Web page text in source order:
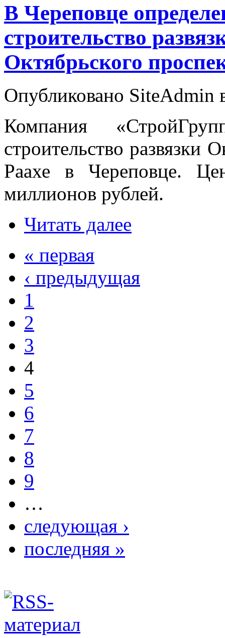
В Череповце
строительство
Октябрьского
Опубликовано
Компания
строительство развязки
Раахе в Череповце.
миллионов рублей.
Читать далее
« первая
‹ предыдущая
1
2
3
4
5
6
7
8
9
…
следующая ›
последняя »